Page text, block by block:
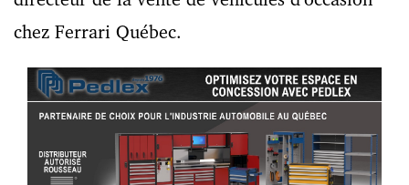
chez Ferrari Québec.